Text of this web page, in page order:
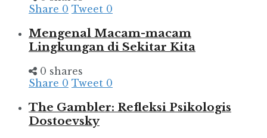
Share 0 Tweet 0
Mengenal Macam-macam
Lingkungan di Sekitar Kita
0 shares
Share 0 Tweet 0
The Gambler: Refleksi Psikologis
Dostoevsky